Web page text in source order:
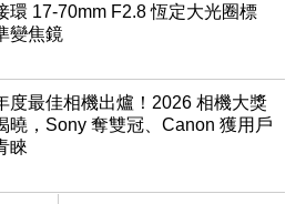
環 17-70mm F2.8 恆定大光圈標
變焦鏡
度最佳相機出爐！2026 相機大獎
曉，Sony 奪雙冠、Canon 獲用戶
睞